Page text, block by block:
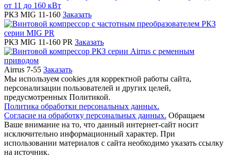
РКЗ MIG 11-160 Заказать
РКЗ MIG 11-160 PR Заказать
Airrus 7-55 Заказать
Мы используем cookies для корректной работы сайта,
персонализации пользователей и других целей,
предусмотренных Политикой.
Политика обработки персональных данных.
Согласие на обработку персональных данных. Обращаем
Ваше внимание на то, что данный интернет-сайт носит
исключительно информационный характер. При
использовании материалов c сайта необходимо указать ссылку
на источник.